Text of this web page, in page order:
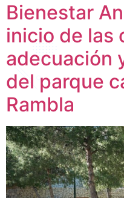
Bienestar
inicio de las
adecuación
del parque
Rambla